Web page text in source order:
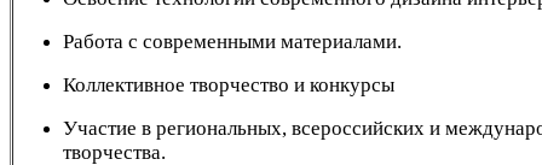
Работа с современными материалами.
Коллективное творчество и конкурсы
Участие в региональных, всероссийских и
творчества.